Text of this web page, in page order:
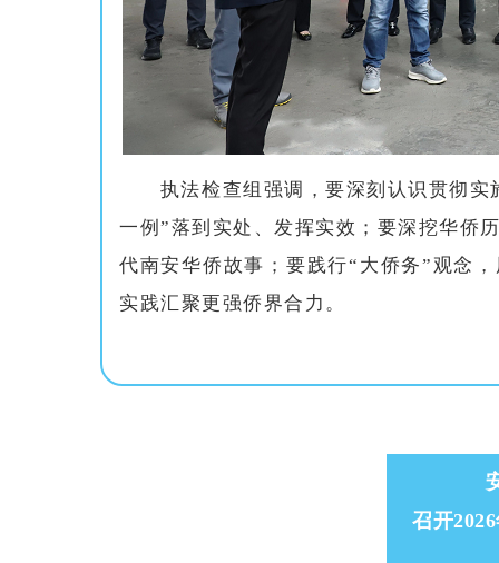
执法检查组强调，要深刻认识贯彻
一例”落到实处、发挥实效；要深挖华侨
代南安华侨故事；要践行“大侨务”观念
实践汇聚更强侨界合力。
召开